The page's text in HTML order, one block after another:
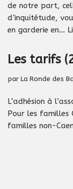
de notre part,
d’inquitétude,
en garderie en…
Les tarifs
par La Ronde des
L’adhésion à
Pour les familles
familles non-